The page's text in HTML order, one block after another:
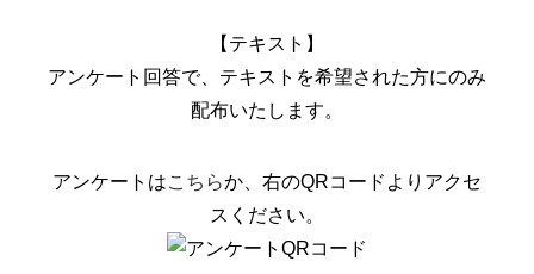
【テキスト】
アンケート回答で、テキストを希望された方にのみ
配布いたします。
アンケートはこちらか、右のQRコードよりアクセ
スください。